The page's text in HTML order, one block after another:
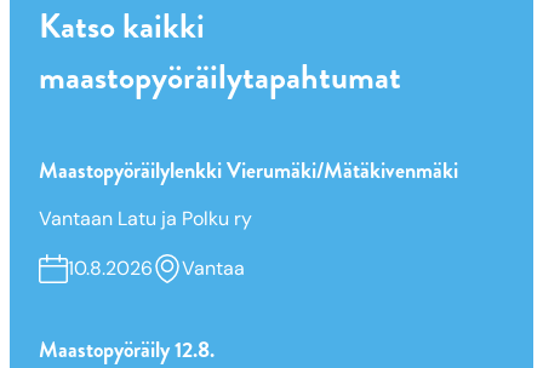
Katso kaikki
maastopyöräilytapahtumat
Maastopyöräilylenkki Vierumäki/Mätäkivenmäki
Vantaan Latu ja Polku ry
10.8.2026
Vantaa
Maastopyöräily 12.8.